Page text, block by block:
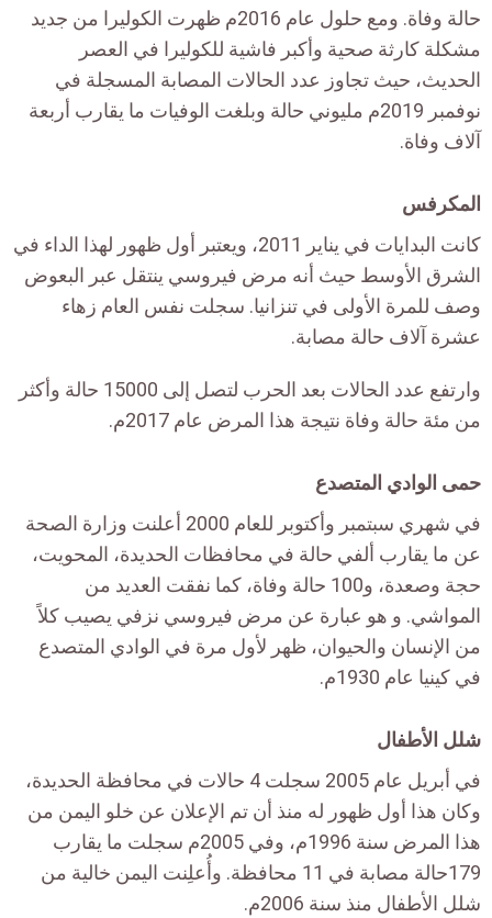
حالة وفاة. ومع حلول عام 2016م ظهرت الكوليرا من جديد
مشكلة كارثة صحية وأكبر فاشية للكوليرا في العصر
الحديث، حيث تجاوز عدد الحالات المصابة المسجلة في
نوفمبر 2019م مليوني حالة وبلغت الوفيات ما يقارب أربعة
آلاف وفاة.
المكرفس
كانت البدايات في يناير 2011، ويعتبر أول ظهور لهذا الداء في
الشرق الأوسط حيث أنه مرض فيروسي ينتقل عبر البعوض
وصف للمرة الأولى في تنزانيا. سجلت نفس العام زهاء
عشرة آلاف حالة مصابة.
وارتفع عدد الحالات بعد الحرب لتصل إلى 15000 حالة وأكثر
من مئة حالة وفاة نتيجة هذا المرض عام 2017م.
حمى الوادي المتصدع
في شهري سبتمبر وأكتوبر للعام 2000 أعلنت وزارة الصحة
عن ما يقارب ألفي حالة في محافظات الحديدة، المحويت،
حجة وصعدة، و100 حالة وفاة، كما نفقت العديد من
المواشي. و هو عبارة عن مرض فيروسي نزفي يصيب كلاً
من الإنسان والحيوان، ظهر لأول مرة في الوادي المتصدع
في كينيا عام 1930م.
شلل الأطفال
في أبريل عام 2005 سجلت 4 حالات في محافظة الحديدة،
وكان هذا أول ظهور له منذ أن تم الإعلان عن خلو اليمن من
هذا المرض سنة 1996م، وفي 2005م سجلت ما يقارب
179حالة مصابة في 11 محافظة. وأُعلِنت اليمن خالية من
شلل الأطفال منذ سنة 2006م.